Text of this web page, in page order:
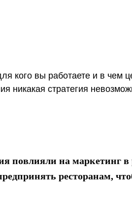
кого вы работаете и в чем
никакая стратегия
повлияли на маркетинг в
ресторанам,